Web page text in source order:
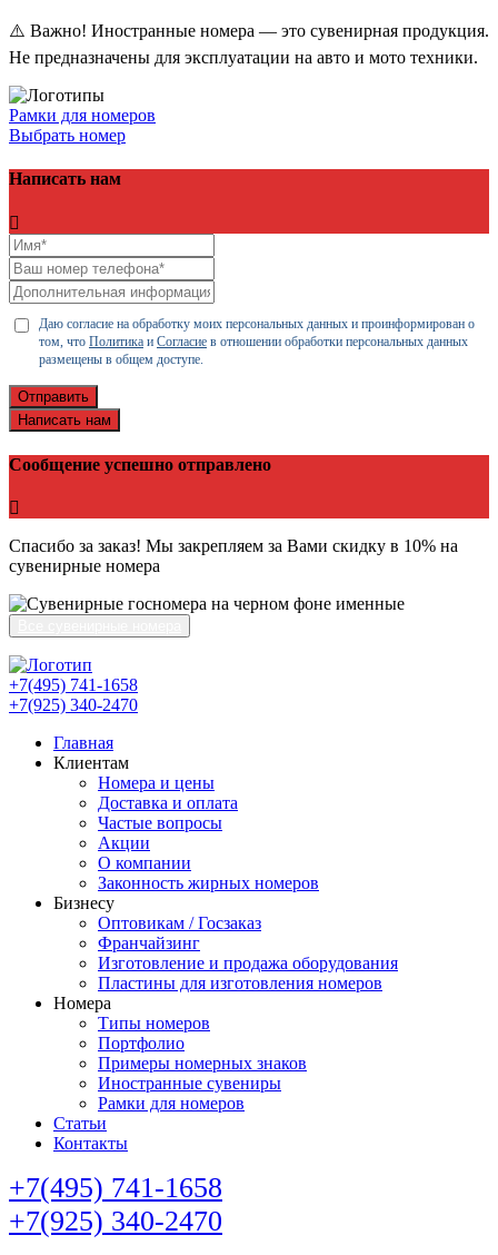
⚠️ Важно! Иностранные номера — это сувенирная продукция.
Не предназначены для эксплуатации на авто и мото техники.
Рамки для номеров
Выбрать номер
Написать нам
Даю согласие на обработку моих персональных данных и проинформирован о
том, что Политика и Согласие в отношении обработки персональных данных
размещены в общем доступе.
Отправить
Написать нам
Сообщение успешно отправлено
Спасибо за заказ! Мы закрепляем за Вами скидку в 10% на
сувенирные номера
+7(495) 741-1658
+7(925) 340-2470
Главная
Клиентам
Номера и цены
Доставка и оплата
Частые вопросы
Акции
О компании
Законность жирных номеров
Бизнесу
Оптовикам / Госзаказ
Франчайзинг
Изготовление и продажа оборудования
Пластины для изготовления номеров
Номера
Типы номеров
Портфолио
Примеры номерных знаков
Иностранные сувениры
Рамки для номеров
Статьи
Контакты
+7(495) 741-1658
+7(925) 340-2470